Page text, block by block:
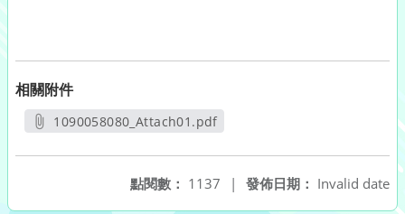
相關附件
1090058080_Attach01.pdf
發佈日期： Invalid date
點閱數： 1137 |